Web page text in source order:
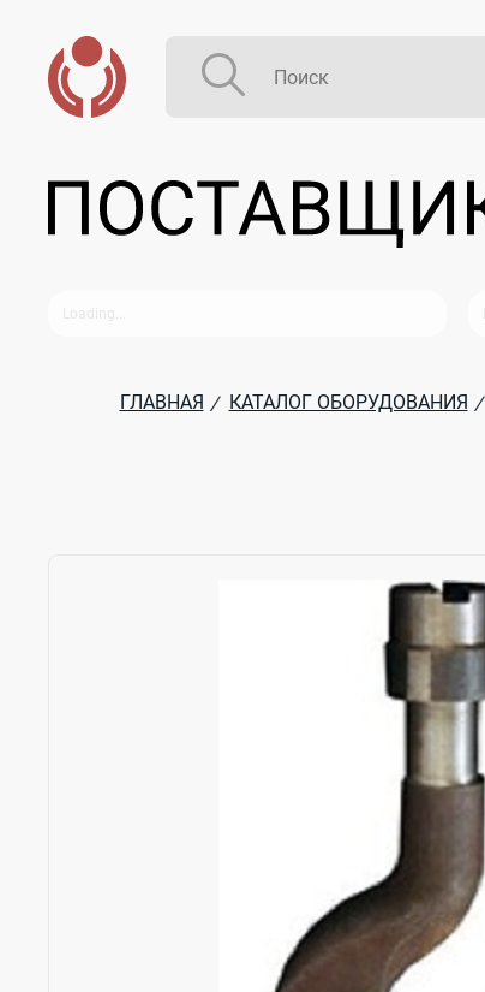
ГЛАВНАЯ / КАТАЛОГ ОБОРУДОВАНИЯ /